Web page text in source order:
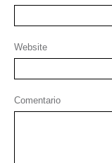
Website
Comentario